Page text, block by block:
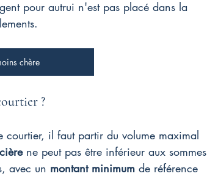
pour autrui n'est pas placé dans la
chère
?
courtier, il faut partir du volume maximal
ne peut pas être inférieur aux sommes
avec un montant minimum de référence